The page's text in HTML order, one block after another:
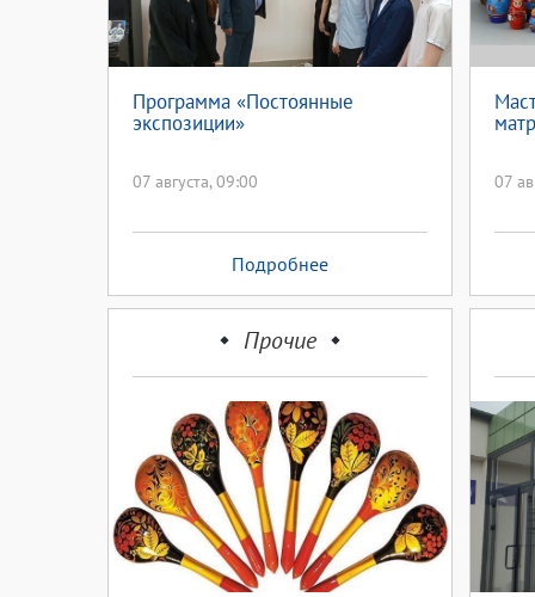
Программа «Постоянные
экспозиции»
07 августа, 09:00
Подробнее
07
Прочие